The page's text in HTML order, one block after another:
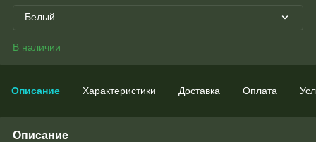
Белый
В наличии
Описание Характеристики Доставка Оплата
Описание